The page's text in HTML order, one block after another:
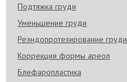
Подтяжка груди
Уменьшение груди
Реэндопротезирование груди
Коррекция формы ареол
Блефаропластика